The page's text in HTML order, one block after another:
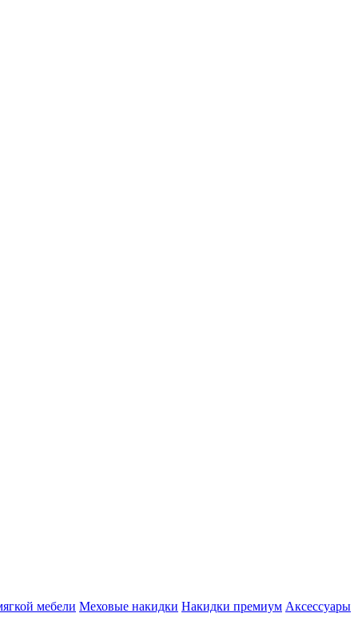
мебели Меховые накидки Накидки премиум Аксессуары